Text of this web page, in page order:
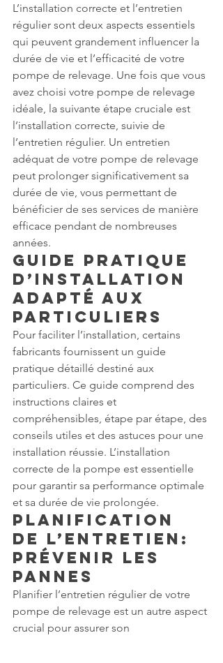
L’installation correcte et l’entretien
régulier sont deux aspects essentiels
qui peuvent grandement influencer la
durée de vie et l’efficacité de votre
pompe de relevage. Une fois que vous
avez choisi votre pompe de relevage
idéale, la suivante étape cruciale est
l’installation correcte, suivie de
l’entretien régulier. Un entretien
adéquat de votre pompe de relevage
peut prolonger significativement sa
durée de vie, vous permettant de
bénéficier de ses services de manière
efficace pendant de nombreuses
années.
Guide Pratique
d’Installation
Adapté aux
Particuliers
Pour faciliter l’installation, certains
fabricants fournissent un guide
pratique détaillé destiné aux
particuliers. Ce guide comprend des
instructions claires et
compréhensibles, étape par étape, des
conseils utiles et des astuces pour une
installation réussie. L’installation
correcte de la pompe est essentielle
pour garantir sa performance optimale
et sa durée de vie prolongée.
Planification
de l’Entretien:
Prévenir les
Pannes
Planifier l’entretien régulier de votre
pompe de relevage est un autre aspect
crucial pour assurer son